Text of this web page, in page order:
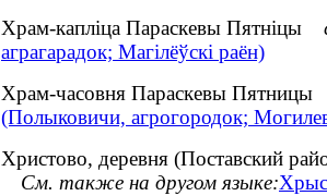
Храм-капліца Параскевы Пятніцы
аграгарадок; Магілёўскі раён)
Храм-часовня Параскевы
(Полыковичи, агрогородок;
Христово, деревня (Поставский
См. также на другом языке: